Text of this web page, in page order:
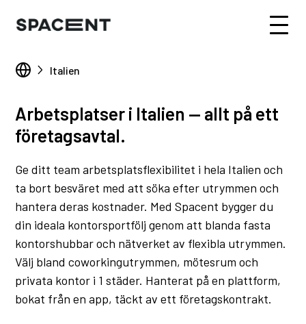
Italien
Arbetsplatser i Italien — allt på ett
företagsavtal.
Ge ditt team arbetsplatsflexibilitet i hela Italien och
ta bort besväret med att söka efter utrymmen och
hantera deras kostnader. Med Spacent bygger du
din ideala kontorsportfölj genom att blanda fasta
kontorshubbar och nätverket av flexibla utrymmen.
Välj bland coworkingutrymmen, mötesrum och
privata kontor i 1 städer. Hanterat på en plattform,
bokat från en app, täckt av ett företagskontrakt.